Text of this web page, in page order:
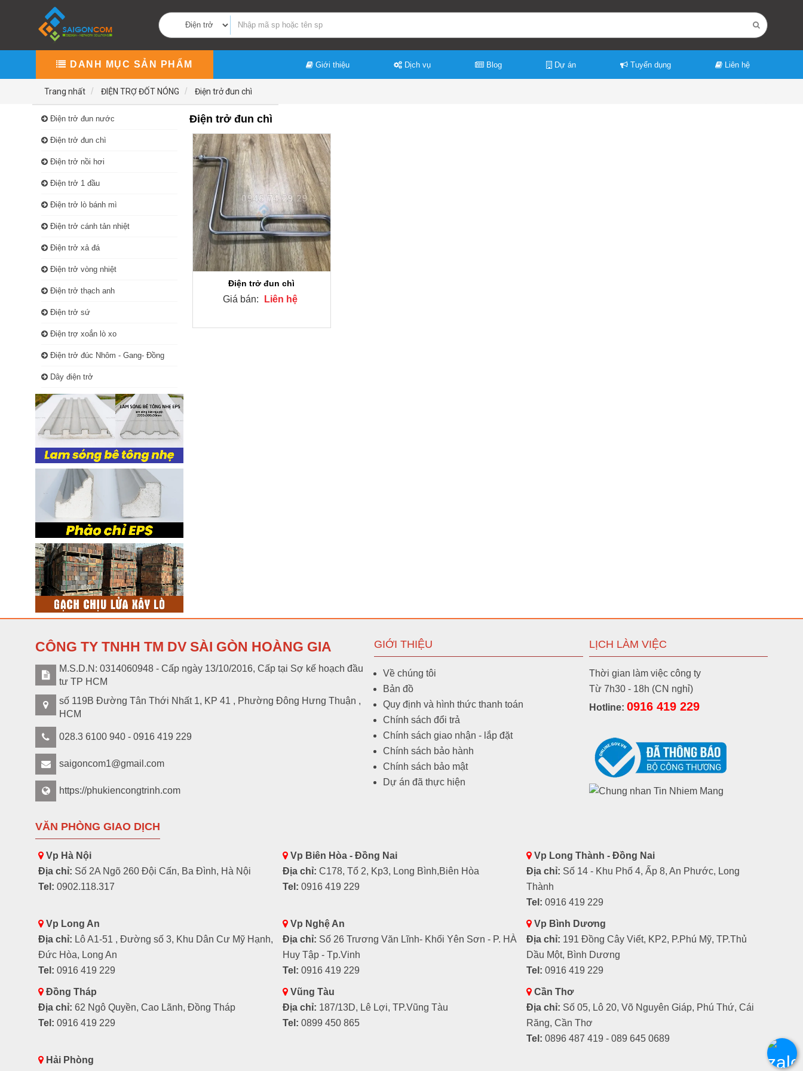
DANH MỤC SẢN PHẨM Giới thiệu Dịch vụ Blog Dự án Tuyển dụng Liên hệ
Trang nhất ĐIỆN TRỢ ĐỐT NÓNG Điện trở đun chì
Điện trở đun chì
Điện trở đun chì
Giá bán: Liên hệ
Điện trở đun nước
Điện trở đun chì
Điện trở nồi hơi
Điện trở 1 đầu
Điện trở lò bánh mì
Điện trở cánh tản nhiệt
Điện trở xả đá
Điện trở vòng nhiệt
Điện trở thạch anh
Điện trở sứ
Điện trợ xoắn lò xo
Điện trở đúc Nhôm - Gang- Đồng
Dây điện trở
CÔNG TY TNHH TM DV SÀI GÒN HOÀNG GIA
M.S.D.N: 0314060948 - Cấp ngày 13/10/2016, Cấp tại Sợ kế hoạch đầu
tư TP HCM
số 119B Đường Tân Thới Nhất 1, KP 41 , Phường Đông Hưng Thuận ,
HCM
028.3 6100 940 - 0916 419 229
saigoncom1@gmail.com
https://phukiencongtrinh.com
GIỚI THIỆU
Về chúng tôi
Bản đồ
Quy định và hình thức thanh toán
Chính sách đổi trả
Chính sách giao nhận - lắp đặt
Chính sách bảo hành
Chính sách bảo mật
Dự án đã thực hiện
LỊCH LÀM VIỆC
Thời gian làm việc công ty
Từ 7h30 - 18h (CN nghỉ)
Hotline: 0916 419 229
VĂN PHÒNG GIAO DỊCH
Vp Hà Nội
Địa chỉ: Số 2A Ngõ 260 Đội Cấn, Ba Đình, Hà Nội
Tel: 0902.118.317
Vp Biên Hòa - Đồng Nai
Địa chỉ: C178, Tổ 2, Kp3, Long Bình,Biên Hòa
Tel: 0916 419 229
Vp Long Thành - Đồng Nai
Địa chỉ: Số 14 - Khu Phố 4, Ấp 8, An Phước, Long
Thành
Tel: 0916 419 229
Vp Long An
Địa chỉ: Lô A1-51 , Đường số 3, Khu Dân Cư Mỹ Hạnh,
Đức Hòa, Long An
Tel: 0916 419 229
Vp Nghệ An
Địa chỉ: Số 26 Trương Văn Lĩnh- Khối Yên Sơn - P. HÀ
Huy Tập - Tp.Vinh
Tel: 0916 419 229
Vp Bình Dương
Địa chỉ: 191 Đồng Cây Viết, KP2, P.Phú Mỹ, TP.Thủ
Dầu Một, Bình Dương
Tel: 0916 419 229
Đồng Tháp
Địa chỉ: 62 Ngô Quyền, Cao Lãnh, Đồng Tháp
Tel: 0916 419 229
Vũng Tàu
Địa chỉ: 187/13D, Lê Lợi, TP.Vũng Tàu
Tel: 0899 450 865
Cần Thơ
Địa chỉ: Số 05, Lô 20, Võ Nguyên Giáp, Phú Thứ, Cái
Răng, Cần Thơ
Tel: 0896 487 419 - 089 645 0689
Hải Phòng